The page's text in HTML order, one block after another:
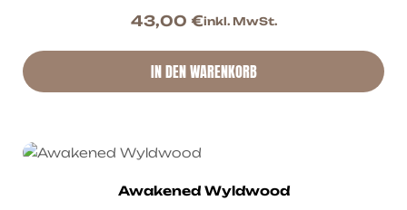
43,00 €inkl. MwSt.
IN DEN WARENKORB
Awakened Wyldwood